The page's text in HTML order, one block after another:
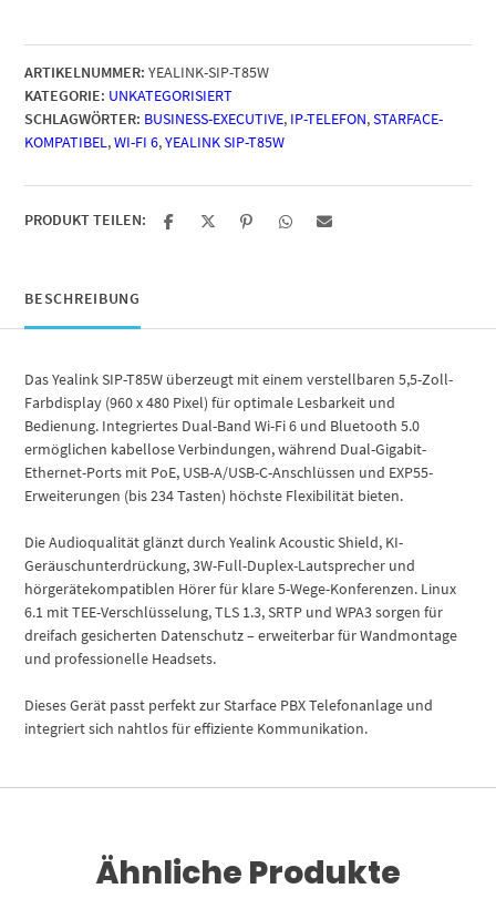
ARTIKELNUMMER: YEALINK-SIP-T85W
KATEGORIE: UNKATEGORISIERT
SCHLAGWÖRTER: BUSINESS-EXECUTIVE, IP-TELEFON,STARFACE-
KOMPATIBEL,WI-FI 6,YEALINK SIP-T85W
PRODUKT TEILEN:
BESCHREIBUNG
Das Yealink SIP-T85W überzeugt mit einem verstellbaren 5,5-Zoll-
Farbdisplay (960 x 480 Pixel) für optimale Lesbarkeit und
Bedienung. Integriertes Dual-Band Wi-Fi 6 und Bluetooth 5.0
ermöglichen kabellose Verbindungen, während Dual-Gigabit-
Ethernet-Ports mit PoE, USB-A/USB-C-Anschlüssen und EXP55-
Erweiterungen (bis 234 Tasten) höchste Flexibilität bieten.
Die Audioqualität glänzt durch Yealink Acoustic Shield, KI-
Geräuschunterdrückung, 3W-Full-Duplex-Lautsprecher und
hörgerätekompatiblen Hörer für klare 5-Wege-Konferenzen. Linux
6.1 mit TEE-Verschlüsselung, TLS 1.3, SRTP und WPA3 sorgen für
dreifach gesicherten Datenschutz – erweiterbar für Wandmontage
und professionelle Headsets.
Dieses Gerät passt perfekt zur Starface PBX Telefonanlage und
integriert sich nahtlos für effiziente Kommunikation.
Ähnliche Produkte